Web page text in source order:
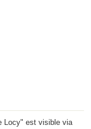
Locy" est visible via